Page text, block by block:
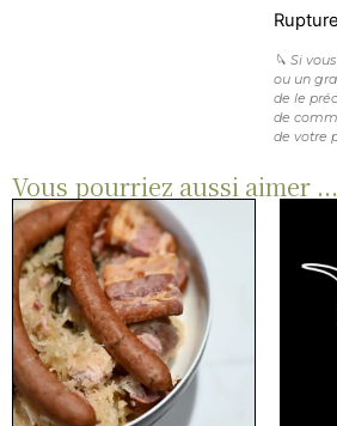
🔪 Si
ou un
de le
de
de votre
Vous pourriez aussi aimer ...